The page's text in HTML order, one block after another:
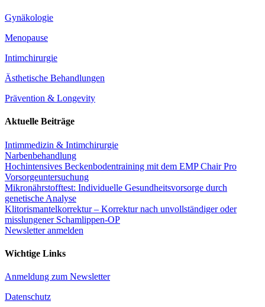
Gynäkologie
Menopause
Intimchirurgie
Ästhetische Behandlungen
Prävention & Longevity
Aktuelle Beiträge
Intimmedizin & Intimchirurgie
Narbenbehandlung
Hochintensives Beckenbodentraining mit dem EMP Chair Pro
Vorsorgeuntersuchung
Mikronährstofftest: Individuelle Gesundheitsvorsorge durch
genetische Analyse
Klitorismantelkorrektur – Korrektur nach unvollständiger oder
misslungener Schamlippen-OP
Newsletter anmelden
Wichtige Links
Anmeldung zum Newsletter
Datenschutz